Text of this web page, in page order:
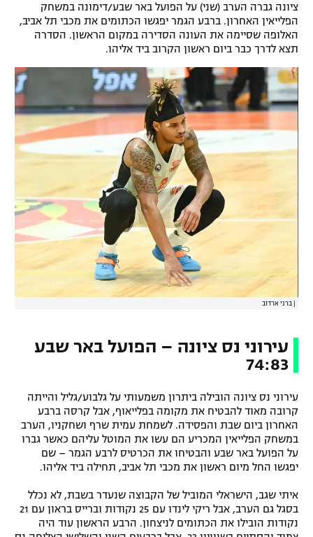
תקנון משתתפים וזוכים בפרסים
תקנון עבור פעילות אלקטרה
תקנון עבור פעילות ספורט 1 – "מרלן"
טניס
גיימינג E-Sports
תנאי שימוש
מדיניות פרטיות
תקנון פעילות ספורט 1
רשיון להקרנה פומבית לבית עסק
הצטרפות לחבילת הערוצים
לוח דרושים – ג'ובנט
תגיות
כדורמים
פוטבול אמריקאי NFL
בייסבול MLB
ספורט אתגרי ואקסטרים
אומנויות לחימה
ציונה גברה הערב (שני) על הפועל באר שבע/דימונה במשחק
הפלייאין האחרון. ברבע הגמר יפגשו הכתומים את מכבי תל אביב,
האלופה שסיימה את העונה הסדירה במקום הראשון. הסדרה
תצא לדרך כבר ביום ראשון הקרוב ביד אליהו.
ברני ארדוב
עירוני נס ציונה – הפועל באר שבע
74:83
עירוני נס ציונה הובילה ביתרון משמעותי על גלבוע/גליל והייתה
קרובה מאוד להבטיח את מקומה בפלייאוף, אבל קרסה ברבע
האחרון ביום שבת והפסידה. לשמחת עמית שרף ושחקניו, הערב
במשחק הפלייאין המכריע הם עשו את המוטל עליהם כאשר גברו
על הפועל באר שבע והבטיחו את הכרטיס לרבע הגמר – שם
יפגשו החל מיום ראשון את מכבי תל אביב, תחילה ביד אליהו.
איתי שגב, הישראלי המוביל של הקבוצה שנעדר בשבת, לא נכלל
בסגל גם הערב, אבל ריקי לינדו עם 25 נקודות וברייס בראון עם 21
נקודות הובילו את הכתומים לניצחון. הרבע הראשון עוד היה